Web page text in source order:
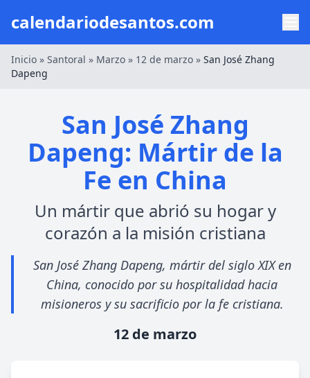
calendariodesantos.com
Inicio » Santoral » Marzo » 12 de marzo » San José Zhang
Dapeng
San José Zhang
Dapeng: Mártir de la
Fe en China
Un mártir que abrió su hogar y
corazón a la misión cristiana
San José Zhang Dapeng, mártir del siglo XIX en
China, conocido por su hospitalidad hacia
misioneros y su sacrificio por la fe cristiana.
12 de marzo